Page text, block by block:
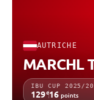
AUTRICHE
MARCHL
IBU CUP 2025/
129e16 points